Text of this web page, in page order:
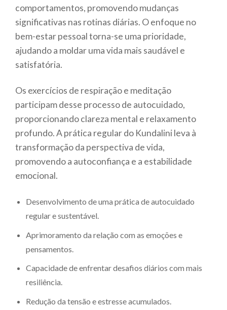
comportamentos, promovendo mudanças
significativas nas rotinas diárias. O enfoque no
bem-estar pessoal torna-se uma prioridade,
ajudando a moldar uma vida mais saudável e
satisfatória.
Os exercícios de respiração e meditação
participam desse processo de autocuidado,
proporcionando clareza mental e relaxamento
profundo. A prática regular do Kundalini leva à
transformação da perspectiva de vida,
promovendo a autoconfiança e a estabilidade
emocional.
Desenvolvimento de uma prática de autocuidado
regular e sustentável.
Aprimoramento da relação com as emoções e
pensamentos.
Capacidade de enfrentar desafios diários com mais
resiliência.
Redução da tensão e estresse acumulados.